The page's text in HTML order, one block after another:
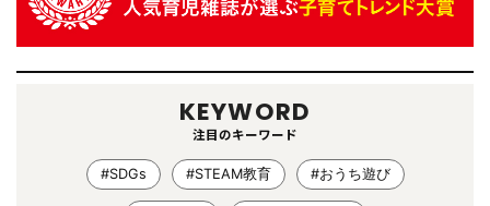
KEYWORD
注目のキーワード
#SDGs #STEAM教育 #おうち遊び